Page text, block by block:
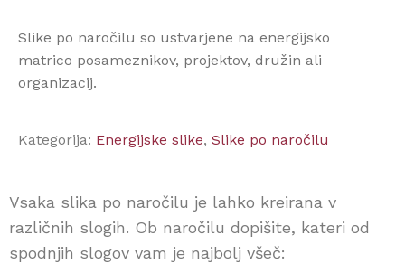
Slike po naročilu so ustvarjene na energijsko
matrico posameznikov, projektov, družin ali
organizacij.
Kategorija: Energijske slike, Slike po naročilu
Vsaka slika po naročilu je lahko kreirana v
različnih slogih. Ob naročilu dopišite, kateri od
spodnjih slogov vam je najbolj všeč: